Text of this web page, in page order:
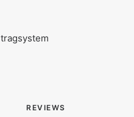
tragsystem
REVIEWS